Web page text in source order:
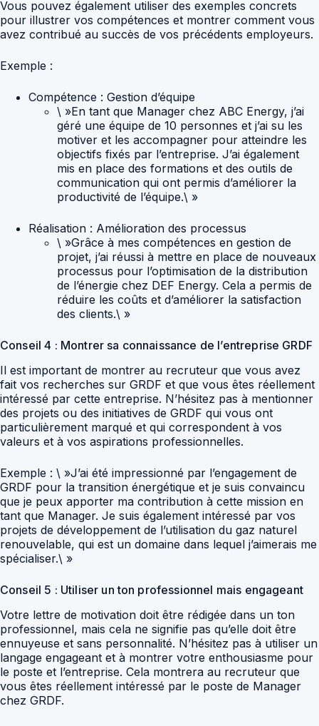
Vous pouvez également utiliser des exemples concrets
pour illustrer vos compétences et montrer comment vous
avez contribué au succès de vos précédents employeurs.
Exemple :
Compétence : Gestion d’équipe
\ »En tant que Manager chez ABC Energy, j’ai
géré une équipe de 10 personnes et j’ai su les
motiver et les accompagner pour atteindre les
objectifs fixés par l’entreprise. J’ai également
mis en place des formations et des outils de
communication qui ont permis d’améliorer la
productivité de l’équipe.\ »
Réalisation : Amélioration des processus
\ »Grâce à mes compétences en gestion de
projet, j’ai réussi à mettre en place de nouveaux
processus pour l’optimisation de la distribution
de l’énergie chez DEF Energy. Cela a permis de
réduire les coûts et d’améliorer la satisfaction
des clients.\ »
Conseil 4 : Montrer sa connaissance de l’entreprise GRDF
Il est important de montrer au recruteur que vous avez
fait vos recherches sur GRDF et que vous êtes réellement
intéressé par cette entreprise. N’hésitez pas à mentionner
des projets ou des initiatives de GRDF qui vous ont
particulièrement marqué et qui correspondent à vos
valeurs et à vos aspirations professionnelles.
Exemple : \ »J’ai été impressionné par l’engagement de
GRDF pour la transition énergétique et je suis convaincu
que je peux apporter ma contribution à cette mission en
tant que Manager. Je suis également intéressé par vos
projets de développement de l’utilisation du gaz naturel
renouvelable, qui est un domaine dans lequel j’aimerais me
spécialiser.\ »
Conseil 5 : Utiliser un ton professionnel mais engageant
Votre lettre de motivation doit être rédigée dans un ton
professionnel, mais cela ne signifie pas qu’elle doit être
ennuyeuse et sans personnalité. N’hésitez pas à utiliser un
langage engageant et à montrer votre enthousiasme pour
le poste et l’entreprise. Cela montrera au recruteur que
vous êtes réellement intéressé par le poste de Manager
chez GRDF.